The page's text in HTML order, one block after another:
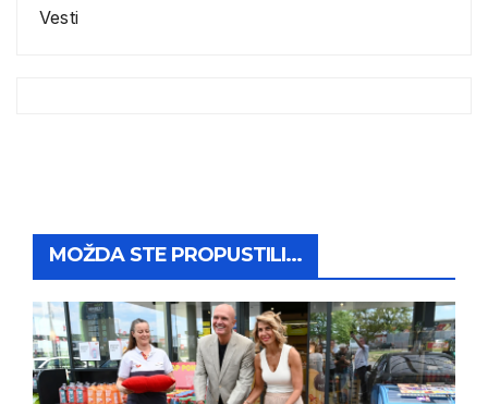
Vesti
MOŽDA STE PROPUSTILI...